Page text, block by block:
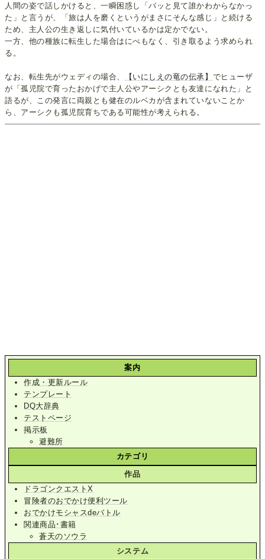
人間の姿で話しかけると、一瞬困惑し「バッと見て誰かわからなかっ
た」と言うが、「旅は人を磨くというがまさにそんな感じ」と続ける
ため、主人公の生き返しに気付いているかは定かでない。
一方、他の種族に転生した場合はにべもなく、引き取るよう求められ
る。
なお、転生先がウェディの場合、 【いにしえの竜の伝承】 でヒューザ
が「孤児院で育ったおかげで主人公やアーシクとも友達になれた」と
語るが、この発言に両親とも健在のルベカが含まれていないことか
ら、アーシクも孤児院育ちである可能性が考えられる。
案内
作成・更新ルール
テンプレート
DQ大辞典
テストページ
掲示板
避難所
カテゴリ
作品
ドラゴンクエストX
冒険者のおでかけ便利ツール
おでかけモシャスdeバトル
関連商品･書籍
蒼天のソウラ
システム